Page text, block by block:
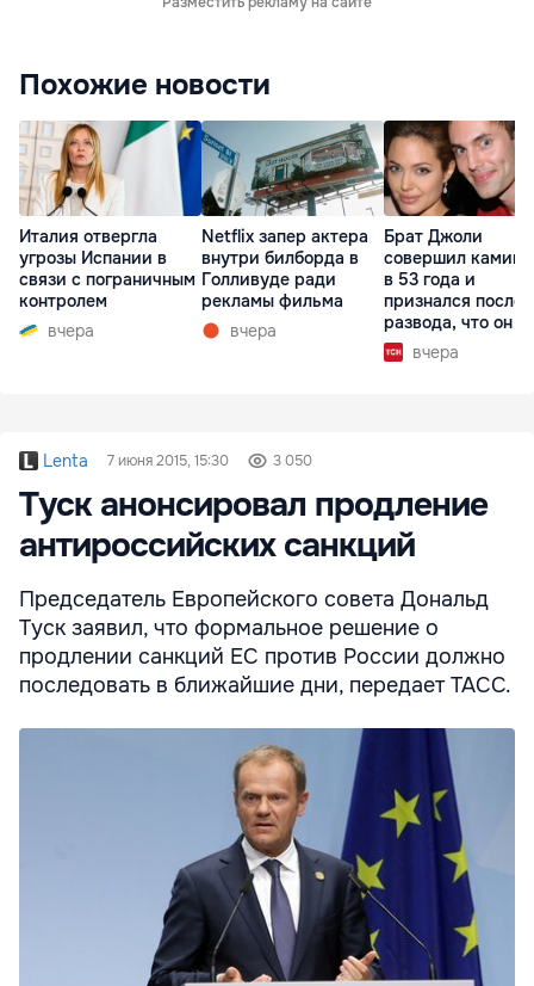
Похожие новости
Италия отвергла
угрозы Испании в
связи с пограничным
контролем
вчера
Netflix запер актера
внутри билборда в
Голливуде ради
рекламы фильма
вчера
Брат Джоли
совершил
в 53 года и
признался после
развода, что он
вчера
Lenta 7 июня 2015, 15:30 3 050
Туск анонсировал продление
антироссийских санкций
Председатель Европейского совета Дональд
Туск заявил, что формальное решение о
продлении санкций ЕС против России должно
последовать в ближайшие дни, передает ТАСС.